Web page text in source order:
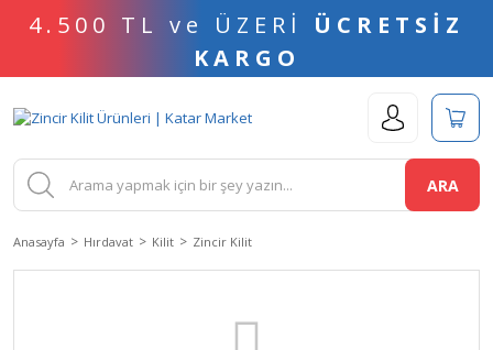
4.500 TL ve ÜZERİ ÜCRETSİZ
KARGO
ARA
Anasayfa Hırdavat Kilit Zincir Kilit